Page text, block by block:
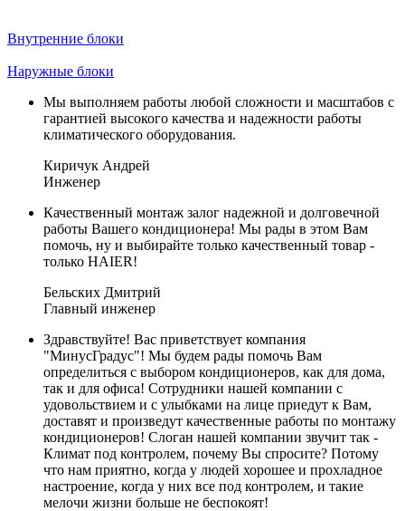
Внутренние блоки
Наружные блоки
Мы выполняем работы любой сложности и масштабов с
гарантией высокого качества и надежности работы
климатического оборудования.
Киричук Андрей
Инженер
Качественный монтаж залог надежной и долговечной
работы Вашего кондиционера! Мы рады в этом Вам
помочь, ну и выбирайте только качественный товар -
только HAIER!
Бельских Дмитрий
Главный инженер
Здравствуйте! Вас приветствует компания
"МинусГрадус"! Мы будем рады помочь Вам
определиться с выбором кондиционеров, как для дома,
так и для офиса! Сотрудники нашей компании с
удовольствием и с улыбками на лице приедут к Вам,
доставят и произведут качественные работы по монтажу
кондиционеров! Слоган нашей компании звучит так -
Климат под контролем, почему Вы спросите? Потому
что нам приятно, когда у людей хорошее и прохладное
настроение, когда у них все под контролем, и такие
мелочи жизни больше не беспокоят!